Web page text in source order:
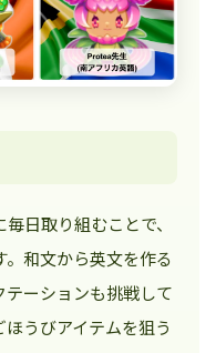
毎日取り組むことで、
和文から英文を作る
ーションも挑戦して
うびアイテムを狙う